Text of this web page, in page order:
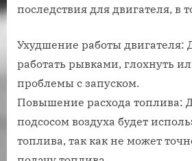
последствия для двигателя, в
Ухудшение работы двигателя:
работать рывками, глохнуть
проблемы с запуском.
Повышение расхода топлива:
подсосом воздуха будет
топлива, так как не может